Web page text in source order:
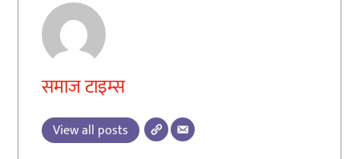
समाज टाइम्स
View all posts